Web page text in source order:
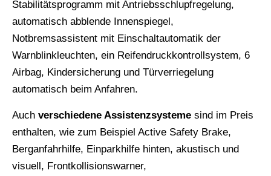
Stabilitätsprogramm mit Antriebsschlupfregelung,
automatisch abblende Innenspiegel,
Notbremsassistent mit Einschaltautomatik der
Warnblinkleuchten, ein Reifendruckkontrollsystem, 6
Airbag, Kindersicherung und Türverriegelung
automatisch beim Anfahren.
Auch verschiedene Assistenzsysteme sind im Preis
enthalten, wie zum Beispiel Active Safety Brake,
Berganfahrhilfe, Einparkhilfe hinten, akustisch und
visuell, Frontkollisionswarner,